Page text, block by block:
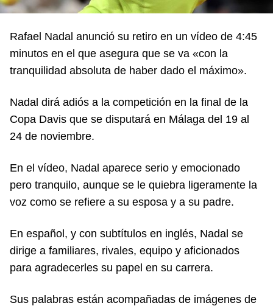
Rafael Nadal anunció su retiro en un vídeo de 4:45
minutos en el que asegura que se va «con la
tranquilidad absoluta de haber dado el máximo».
Nadal dirá adiós a la competición en la final de la
Copa Davis que se disputará en Málaga del 19 al
24 de noviembre.
En el vídeo, Nadal aparece serio y emocionado
pero tranquilo, aunque se le quiebra ligeramente la
voz como se refiere a su esposa y a su padre.
En español, y con subtítulos en inglés, Nadal se
dirige a familiares, rivales, equipo y aficionados
para agradecerles su papel en su carrera.
Sus palabras están acompañadas de imágenes de